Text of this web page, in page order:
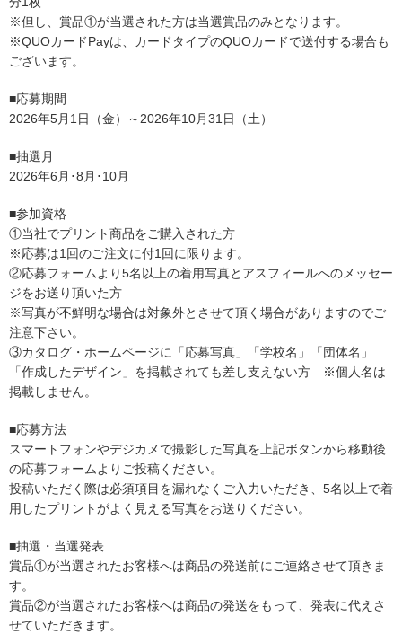
※但し、賞品①が当選された方は当選賞品のみとなります。
※QUOカードPayは、カードタイプのQUOカードで送付する場合も
ございます。
■応募期間
2026年5月1日（金）～2026年10月31日（土）
■抽選月
2026年6月･8月･10月
■参加資格
①当社でプリント商品をご購入された方
※応募は1回のご注文に付1回に限ります。
②応募フォームより5名以上の着用写真とアスフィールへのメッセー
ジをお送り頂いた方
※写真が不鮮明な場合は対象外とさせて頂く場合がありますのでご
注意下さい。
③カタログ・ホームページに「応募写真」「学校名」「団体名」
「作成したデザイン」を掲載されても差し支えない方 ※個人名は
掲載しません。
■応募方法
スマートフォンやデジカメで撮影した写真を上記ボタンから移動後
の応募フォームよりご投稿ください。
投稿いただく際は必須項目を漏れなくご入力いただき、5名以上で着
用したプリントがよく見える写真をお送りください。
■抽選・当選発表
賞品①が当選されたお客様へは商品の発送前にご連絡させて頂きま
す。
賞品②が当選されたお客様へは商品の発送をもって、発表に代えさ
せていただきます。